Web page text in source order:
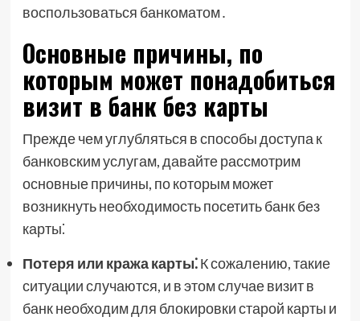
воспользоваться банкоматом․
Основные причины, по
которым может понадобиться
визит в банк без карты
Прежде чем углубляться в способы доступа к
банковским услугам, давайте рассмотрим
основные причины, по которым может
возникнуть необходимость посетить банк без
карты⁚
Потеря или кража карты⁚К сожалению, такие
ситуации случаются, и в этом случае визит в
банк необходим для блокировки старой карты и